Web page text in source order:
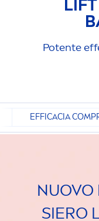
Potente
EFFICACIA
NUOVO
SIERO